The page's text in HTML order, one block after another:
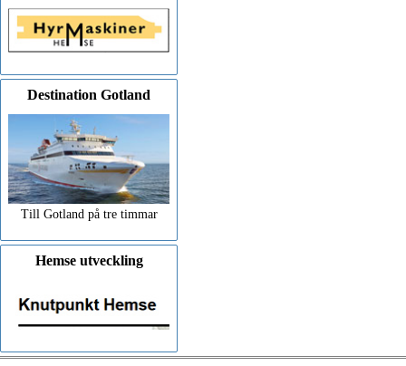
Destination Gotland
Till Gotland på tre timmar
Hemse utveckling